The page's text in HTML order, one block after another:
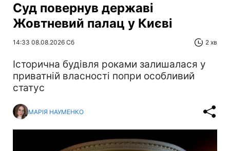
Суд повернув державі
Жовтневий палац у Києві
14:33 08.08.2026 Сб 2 хв
Історична будівля роками залишалася у
приватній власності попри особливий
статус
МАРІЯ НАУМЕНКО